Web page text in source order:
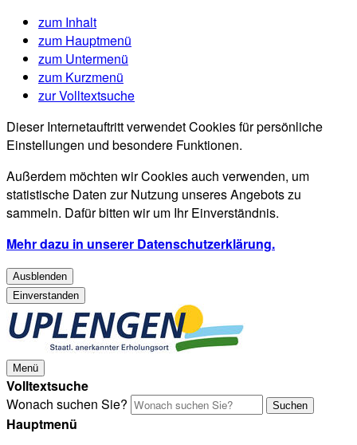
zum Inhalt
zum Hauptmenü
zum Untermenü
zum Kurzmenü
zur Volltextsuche
Dieser Internetauftritt verwendet Cookies für persönliche
Einstellungen und besondere Funktionen.
Außerdem möchten wir Cookies auch verwenden, um
statistische Daten zur Nutzung unseres Angebots zu
sammeln. Dafür bitten wir um Ihr Einverständnis.
Mehr dazu in unserer Datenschutzerklärung.
Ausblenden
Einverstanden
Menü
Volltextsuche
Wonach suchen Sie?
Suchen
Hauptmenü